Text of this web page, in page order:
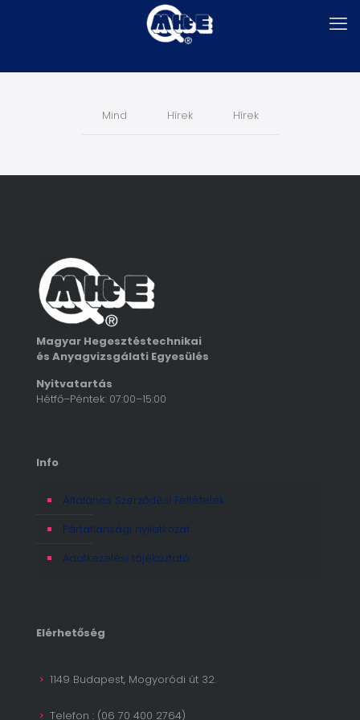
Mind Hírek Hírek
Magyar Hegesztéstechnikai
és Anyagvizsgálati Egyesülés
Nyitvatartás
Hétfő–Péntek: 07:00–15:00
Info
Általános Szerződési Feltételek
Pártatlansági nyilatkozat
Adatkezelési tájékoztató
Elérhetőség
1149 Budapest, Mogyoródi út 32.
Telefon : (06 70 400 2764)